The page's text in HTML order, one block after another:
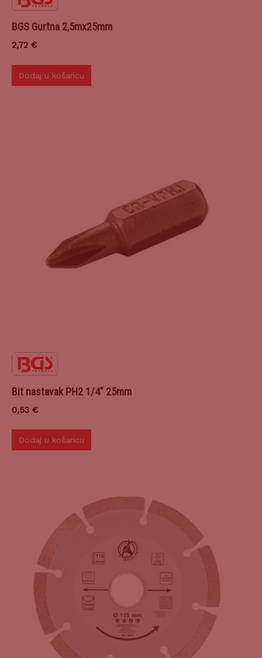
BGS Gurtna 2,5mx25mm
2,72 €
Dodaj u košaricu
Bit nastavak PH2 1/4″ 25mm
0,53 €
Dodaj u košaricu